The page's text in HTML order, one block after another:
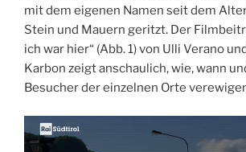
mit dem eigenen Namen seit dem
Stein und Mauern geritzt. Der
ich war hier“ (Abb. 1) von Ulli Verano
Karbon zeigt anschaulich, wie, wann
Besucher der einzelnen Orte